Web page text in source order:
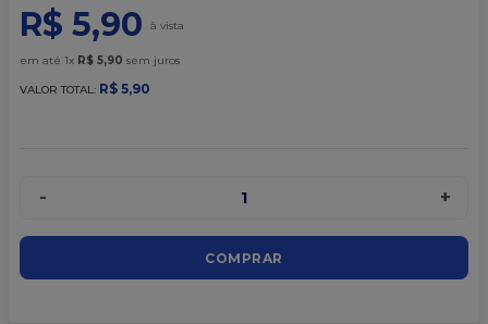
R$ 5,90
em até 1x R$ 5,90 sem juros
VALOR TOTAL: R$ 5,90
- 1 +
COMPRAR
9º
caixa kraft
10º chocolate